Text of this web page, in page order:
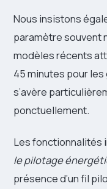
Nous insistons
paramètre souvent
modèles récents
45 minutes pour
s’avère
ponctuellement.
Les fonctionnalités
le pilotage
présence d’un fil